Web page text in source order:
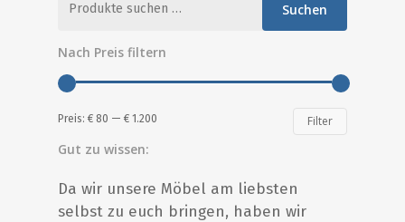
nach:
Suchen
Nach Preis filtern
Filter
Preis: € 80 — € 1.200
Gut zu wissen:
Da wir unsere Möbel am liebsten
selbst zu euch bringen, haben wir